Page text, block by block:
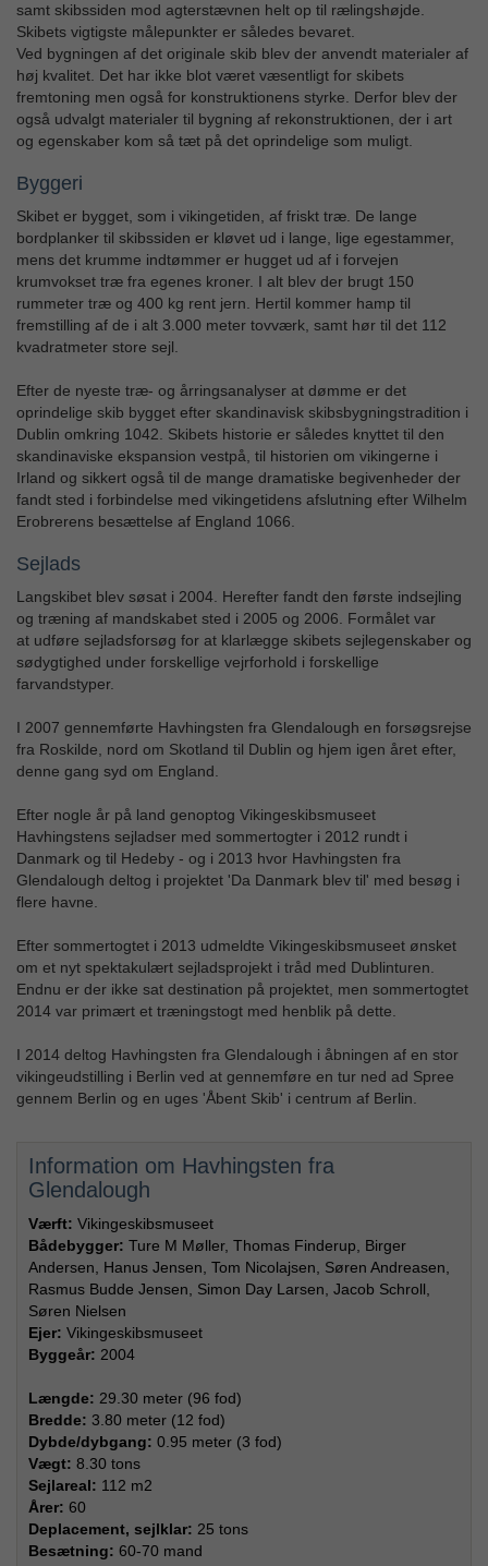
samt skibssiden mod agterstævnen helt op til rælingshøjde.
Skibets vigtigste målepunkter er således bevaret.
Ved bygningen af det originale skib blev der anvendt materialer af
høj kvalitet. Det har ikke blot været væsentligt for skibets
fremtoning men også for konstruktionens styrke. Derfor blev der
også udvalgt materialer til bygning af rekonstruktionen, der i art
og egenskaber kom så tæt på det oprindelige som muligt.
Byggeri
Skibet er bygget, som i vikingetiden, af friskt træ. De lange
bordplanker til skibssiden er kløvet ud i lange, lige egestammer,
mens det krumme indtømmer er hugget ud af i forvejen
krumvokset træ fra egenes kroner. I alt blev der brugt 150
rummeter træ og 400 kg rent jern. Hertil kommer hamp til
fremstilling af de i alt 3.000 meter tovværk, samt hør til det 112
kvadratmeter store sejl.
Efter de nyeste træ- og årringsanalyser at dømme er det
oprindelige skib bygget efter skandinavisk skibsbygningstradition i
Dublin omkring 1042. Skibets historie er således knyttet til den
skandinaviske ekspansion vestpå, til historien om vikingerne i
Irland og sikkert også til de mange dramatiske begivenheder der
fandt sted i forbindelse med vikingetidens afslutning efter Wilhelm
Erobrerens besættelse af England 1066.
Sejlads
Langskibet blev søsat i 2004. Herefter fandt den første indsejling
og træning af mandskabet sted i 2005 og 2006. Formålet var
at udføre sejladsforsøg for at klarlægge skibets sejlegenskaber og
sødygtighed under forskellige vejrforhold i forskellige
farvandstyper.
I 2007 gennemførte Havhingsten fra Glendalough en forsøgsrejse
fra Roskilde, nord om Skotland til Dublin og hjem igen året efter,
denne gang syd om England.
Efter nogle år på land genoptog Vikingeskibsmuseet
Havhingstens sejladser med sommertogter i 2012 rundt i
Danmark og til Hedeby - og i 2013 hvor Havhingsten fra
Glendalough deltog i projektet 'Da Danmark blev til' med besøg i
flere havne.
Efter sommertogtet i 2013 udmeldte Vikingeskibsmuseet ønsket
om et nyt spektakulært sejladsprojekt i tråd med Dublinturen.
Endnu er der ikke sat destination på projektet, men sommertogtet
2014 var primært et træningstogt med henblik på dette.
I 2014 deltog Havhingsten fra Glendalough i åbningen af en stor
vikingeudstilling i Berlin ved at gennemføre en tur ned ad Spree
gennem Berlin og en uges 'Åbent Skib' i centrum af Berlin.
Information om Havhingsten fra
Glendalough
Værft: Vikingeskibsmuseet
Bådebygger: Ture M Møller, Thomas Finderup, Birger
Andersen, Hanus Jensen, Tom Nicolajsen, Søren Andreasen,
Rasmus Budde Jensen, Simon Day Larsen, Jacob Schroll,
Søren Nielsen
Ejer: Vikingeskibsmuseet
Byggeår: 2004
Længde: 29.30 meter (96 fod)
Bredde: 3.80 meter (12 fod)
Dybde/dybgang: 0.95 meter (3 fod)
Vægt: 8.30 tons
Sejlareal: 112 m2
Årer: 60
Deplacement, sejlklar: 25 tons
Besætning: 60-70 mand